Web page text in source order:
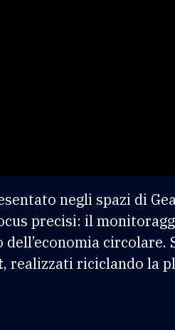
negli spazi di
precisi: il
circolare.
, realizzati riciclando la